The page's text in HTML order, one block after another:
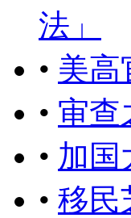
法」
• 美高
• 审查
• 加国
• 移民